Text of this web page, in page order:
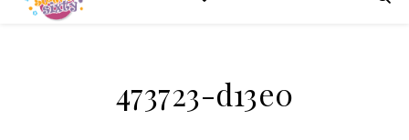
473723-d13e0